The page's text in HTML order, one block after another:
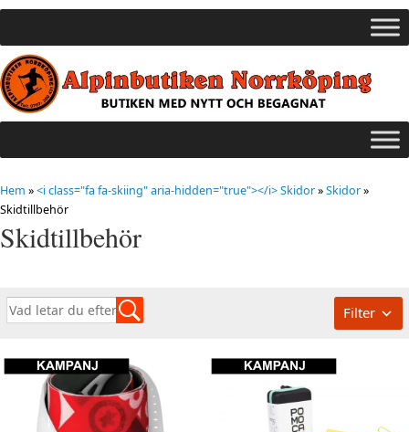
Hem »<i class="fa fa-skiing" aria-hidden="true"></i> Skidor»Skidor»
Skidtillbehör
Skidtillbehör
Filter